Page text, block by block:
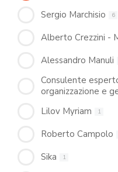
Sergio Marchisio 6
Alberto Crezzini -
Alessandro Manuli
Consulente
organizzazione e
Lilov Myriam 1
Roberto Campolo
Sika 1